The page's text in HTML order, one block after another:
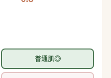
普通肌◎